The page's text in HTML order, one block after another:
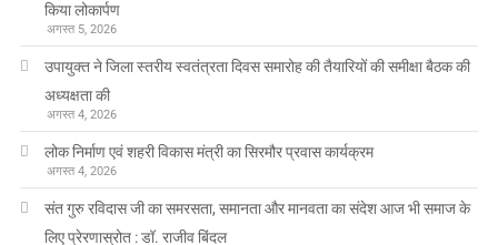
किया लोकार्पण
अगस्त 5, 2026
उपायुक्त ने जिला स्तरीय स्वतंत्रता दिवस समारोह की तैयारियों की समीक्षा बैठक की
अध्यक्षता की
अगस्त 4, 2026
लोक निर्माण एवं शहरी विकास मंत्री का सिरमौर प्रवास कार्यक्रम
अगस्त 4, 2026
संत गुरु रविदास जी का समरसता, समानता और मानवता का संदेश आज भी समाज के
लिए प्रेरणास्रोत : डॉ. राजीव बिंदल